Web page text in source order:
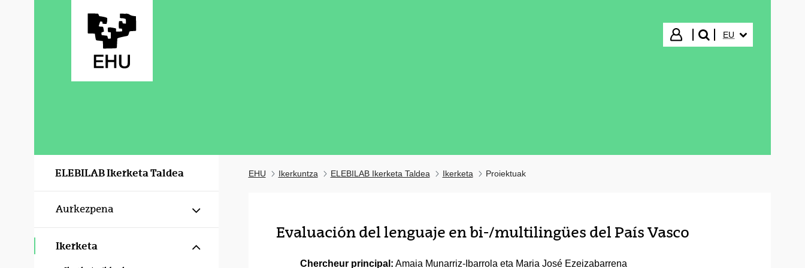
Hasi saioa
bilatu"
EU
ELEBILAB Ikerketa Taldea
Aurkezpena Erakutsi/izkutatu azpiorriak
Ikerketa Erakutsi/izkutatu azpiorriak
EHU Ikerkuntza ELEBILAB Ikerketa Taldea Ikerketa Proiektuak
Evaluación del lenguaje en bi-/multilingües del País Vasco
Chercheur principal: Amaia Munarriz-Ibarrola eta Maria José Ezeizabarrena